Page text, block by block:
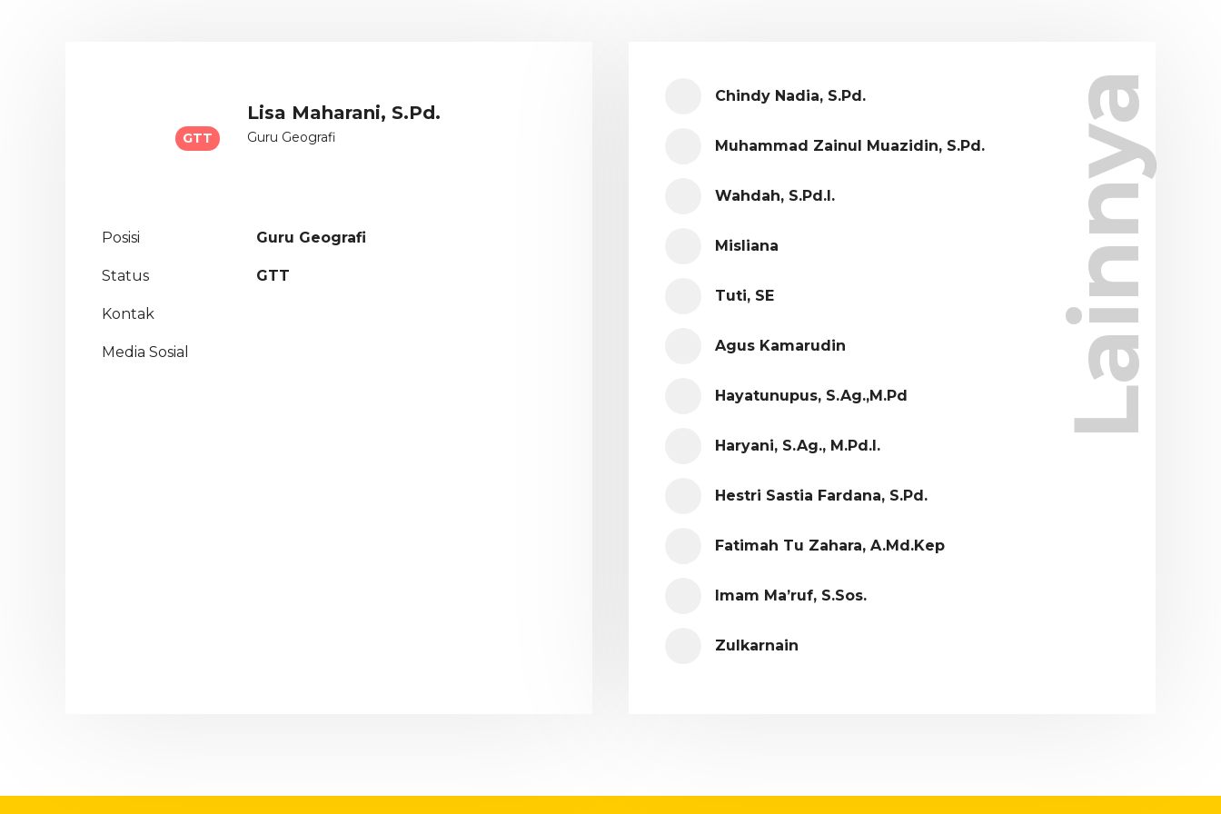
GTT
Lisa Maharani, S.Pd.
Guru Geografi
Posisi Guru Geografi
Status GTT
Kontak
Media Sosial Lainnya
Chindy Nadia, S.Pd.
Muhammad Zainul Muazidin, S.Pd.
Wahdah, S.Pd.I.
Misliana
Tuti, SE
Agus Kamarudin
Hayatunupus, S.Ag.,M.Pd
Haryani, S.Ag., M.Pd.I.
Hestri Sastia Fardana, S.Pd.
Fatimah Tu Zahara, A.Md.Kep
Imam Ma’ruf, S.Sos.
Zulkarnain